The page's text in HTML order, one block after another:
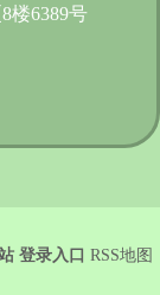
楼6389号
登录入口 RSS地图